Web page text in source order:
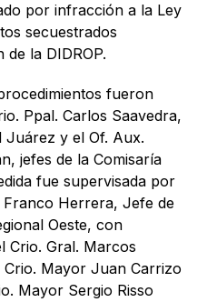
por infracción a la Ley
secuestrados
de la DIDROP.
fueron
Ppal. Carlos Saavedra,
Juárez y el Of. Aux.
jefes de la Comisaría
fue supervisada por
Herrera, Jefe de
Oeste, con
Crio. Gral. Marcos
Mayor Juan Carrizo
Mayor Sergio Risso